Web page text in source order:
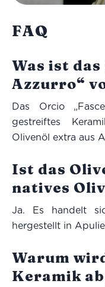
FAQ
Was ist das
Azzurro“
Das Orcio
gestreiftes
Olivenöl extra aus
Ist das
natives
Ja. Es handelt
hergestellt in
Warum
Keramik